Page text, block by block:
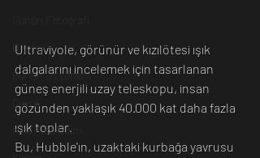
Biyoloji
Günün Düşüneni
Çevre
Kısa Kısa Bilim
Ultraviyole, görünür ve kızılötesi ışık
dalgalarını incelemek için tasarlanan
güneş enerjili uzay teleskopu, insan
gözünden yaklaşık 40.000 kat daha fazla
ışık toplar.
Bu, Hubble'ın, uzaktaki kurbağa yavrusu